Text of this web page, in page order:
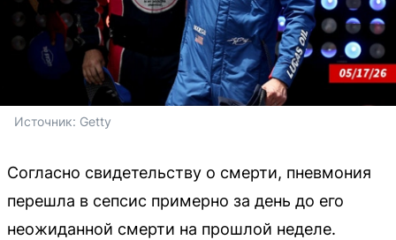
Источник: Getty
Согласно свидетельству о смерти, пневмония
перешла в сепсис примерно за день до его
неожиданной смерти на прошлой неделе.